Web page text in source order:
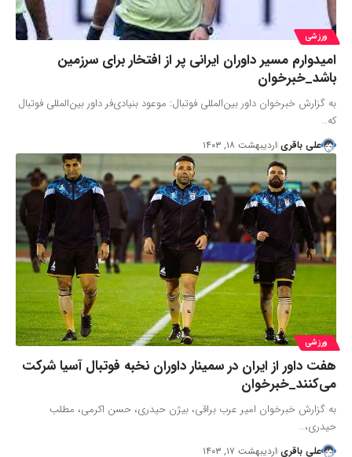
ورزشی
امیدوارم مسیر داوران ایرانی پر از افتخار برای سرزمین
باشد_خبرخوان
به گزارش خبرخوان داور بین‌المللی فوتبال: موعود بنیادی‌فر داور بین‌المللی فوتبال
که…
علی باقری اردیبهشت ۱۸, ۱۴۰۳
ورزشی
هفت داور از ایران در سمینار داوران نخبه فوتبال آسیا شرکت
می‌کنند_خبرخوان
به گزارش خبرخوان امیر عرب براقی، بیژن حیدری، حسن اکرمی، مطلب
حیدری،…
علی باقری اردیبهشت ۱۷, ۱۴۰۳